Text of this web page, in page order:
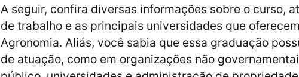
A seguir, confira diversas informações sobre o curso,
de trabalho e as principais universidades que
Agronomia. Aliás, você sabia que essa graduação
de atuação, como em organizações não